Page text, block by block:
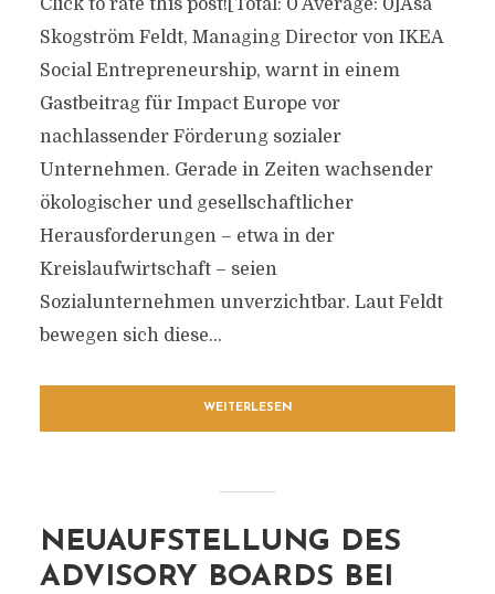
Click to rate this post![Total: 0 Average: 0]Åsa
Skogström Feldt, Managing Director von IKEA
Social Entrepreneurship, warnt in einem
Gastbeitrag für Impact Europe vor
nachlassender Förderung sozialer
Unternehmen. Gerade in Zeiten wachsender
ökologischer und gesellschaftlicher
Herausforderungen – etwa in der
Kreislaufwirtschaft – seien
Sozialunternehmen unverzichtbar. Laut Feldt
bewegen sich diese...
WEITERLESEN
NEUAUFSTELLUNG DES
ADVISORY BOARDS BEI